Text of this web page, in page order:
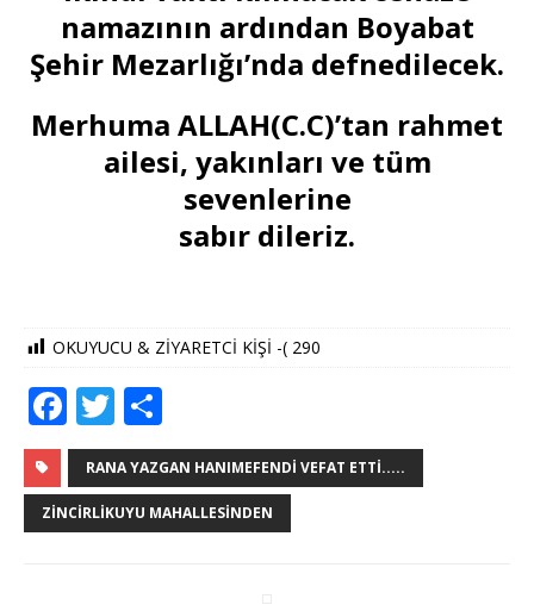
namazının ardından Boyabat
Şehir Mezarlığı’nda defnedilecek.
Merhuma ALLAH(C.C)’tan rahmet
ailesi, yakınları ve tüm
sevenlerine
sabır dileriz.
OKUYUCU & ZİYARETCİ KİŞİ -( 290
F
a
c
e
T
w
it
te
h
ar
e
RANA YAZGAN HANIMEFENDI VEFAT ETTI.....
ZINCIRLIKUYU MAHALLESINDEN